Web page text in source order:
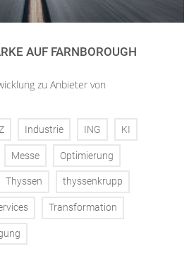
AUF FARNBOROUGH
zu Anbieter von
Industrie ING KI
Messe Optimierung
Thyssen thyssenkrupp
Transformation